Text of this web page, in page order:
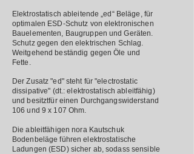
Elektrostatisch ableitende „ed“ Beläge, für
optimalen ESD-Schutz von elektronischen
Bauelementen, Baugruppen und Geräten.
Schutz gegen den elektrischen Schlag.
Weitgehend beständig gegen Öle und
Fette.
Der Zusatz "ed" steht für "electrostatic
dissipative" (dt.: elektrostatisch ableitfähig)
und besitztfür einen Durchgangswiderstand
106 und 9 x 107 Ohm.
Die ableitfähigen nora Kautschuk
Bodenbeläge führen elektrostatische
Ladungen (ESD) sicher ab, sodass sensible